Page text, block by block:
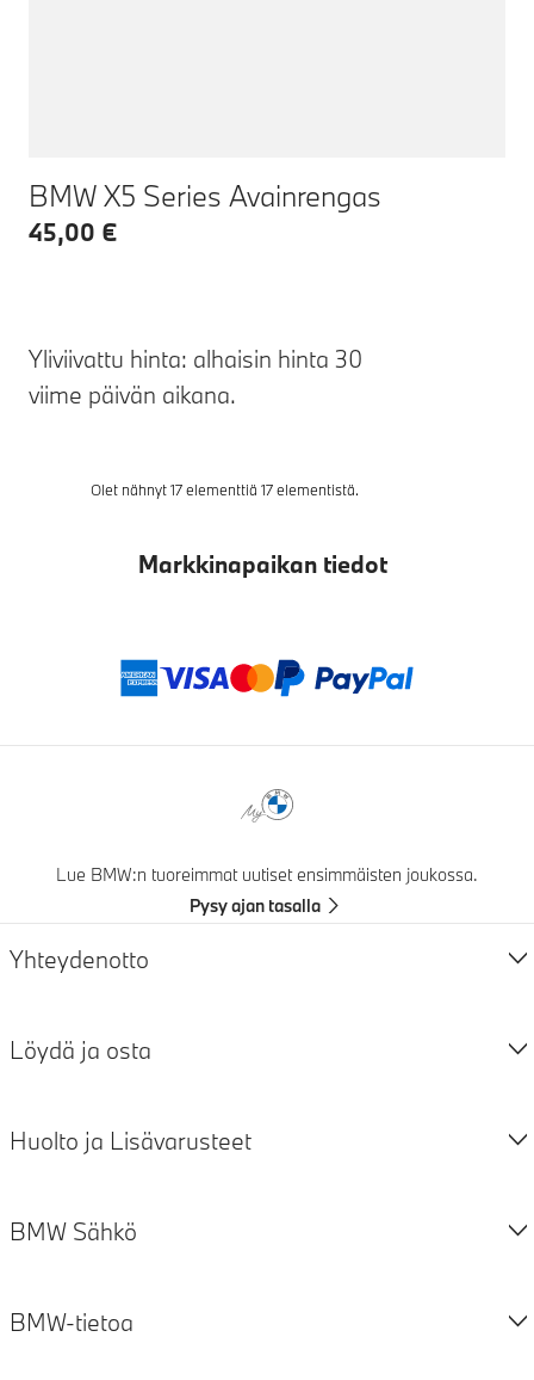
BMW X5 Series Avainrengas
45,00 €
Yliviivattu hinta: alhaisin hinta 30
viime päivän aikana.
Olet nähnyt 17 elementtiä 17 elementistä.
Markkinapaikan tiedot
Maksutavat